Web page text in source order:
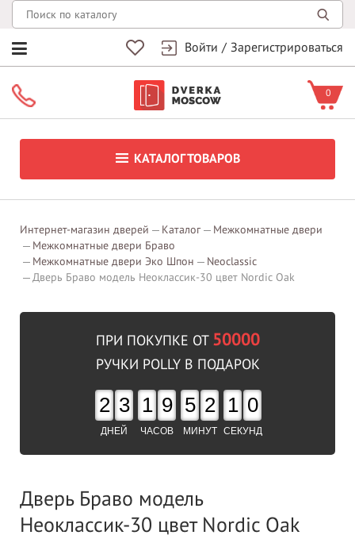
Войти / Зарегистрироваться
0
КАТАЛОГ ТОВАРОВ
Интернет-магазин дверей Каталог
Межкомнатные двери
Межкомнатные двери Браво
Межкомнатные двери Эко Шпон
Neoclassic
Дверь Браво модель Неоклассик-30 цвет Nordic Oak
ПРИ ПОКУПКЕ ОТ 50000
РУЧКИ POLLY В ПОДАРОК
2 3
ДНЕЙ
1 9
ЧАСОВ
5 2
МИНУТ
1 0
СЕКУНД
Дверь Браво модель
Неоклассик-30 цвет Nordic Oak